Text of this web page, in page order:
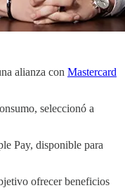
alianza con Mastercard
seleccionó a
Pay, disponible para
ofrecer beneficios